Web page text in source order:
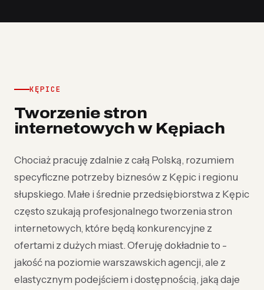
KĘPICE
Tworzenie stron
internetowych w Kępiach
Chociaż pracuję zdalnie z całą Polską, rozumiem
specyficzne potrzeby biznesów z Kępic i regionu
słupskiego. Małe i średnie przedsiębiorstwa z Kępic
często szukają profesjonalnego tworzenia stron
internetowych, które będą konkurencyjne z
ofertami z dużych miast. Oferuję dokładnie to -
jakość na poziomie warszawskich agencji, ale z
elastycznym podejściem i dostępnością, jaką daje